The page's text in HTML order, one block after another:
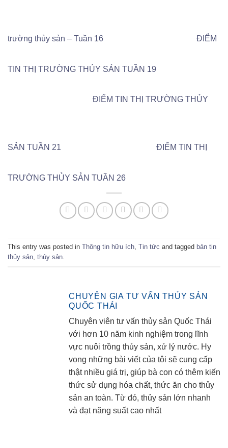
trường thủy sản – Tuần 16 ĐIỂM
TIN THỊ TRƯỜNG THỦY SẢN TUẦN 19
ĐIỂM TIN THỊ TRƯỜNG THỦY
SẢN TUẦN 21 ĐIỂM TIN THỊ
TRƯỜNG THỦY SẢN TUẦN 26
This entry was posted in Thông tin hữu ích Tin tức and tagged bản tin
thủy sản thủy sản
CHUYÊN GIA TƯ VẤN THỦY SẢN
QUỐC THÁI
Chuyên viên tư vấn thủy sản Quốc Thái
với hơn 10 năm kinh nghiệm trong lĩnh
vực nuôi trồng thủy sản, xử lý nước. Hy
vọng những bài viết của tôi sẽ cung cấp
thật nhiều giá trị, giúp bà con có thêm kiến
thức sử dụng hóa chất, thức ăn cho thủy
sản an toàn. Từ đó, thủy sản lớn nhanh
và đạt năng suất cao nhất